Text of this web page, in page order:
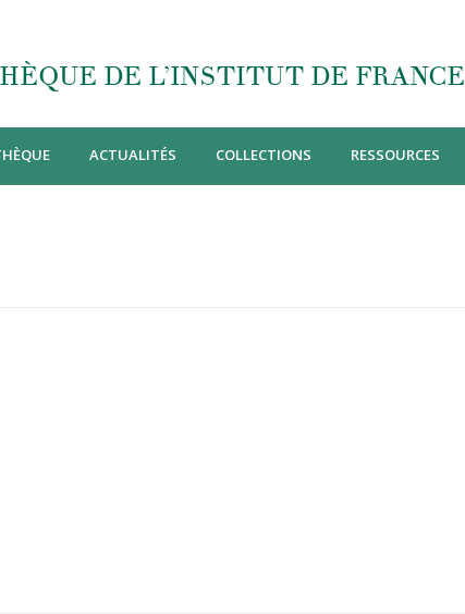
DE L’INSTITUT DE FRANCE
ACTUALITÉS COLLECTIONS RESSOURCES